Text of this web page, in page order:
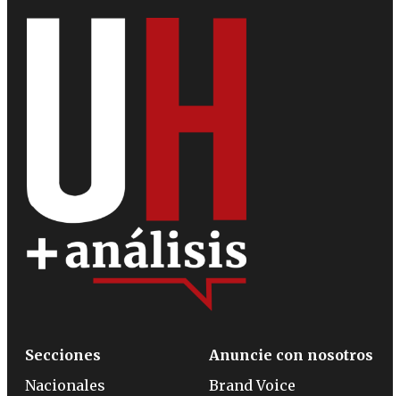
Secciones
Nacionales
Anuncie con nosotros
Brand Voice